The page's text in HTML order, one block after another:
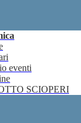
eventi
SCIOPERI